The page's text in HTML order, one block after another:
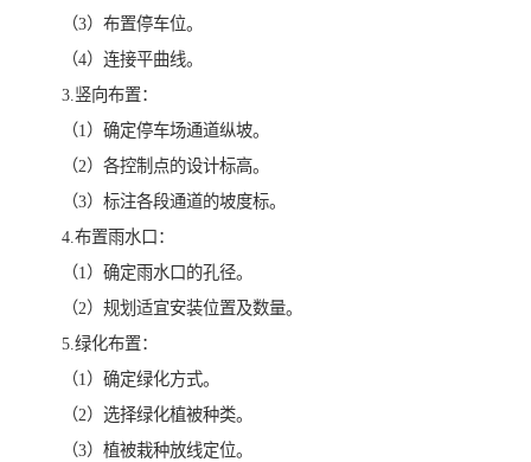
（3）布置停车位。
（4）连接平曲线。
3.竖向布置：
（1）确定停车场通道纵坡。
（2）各控制点的设计标高。
（3）标注各段通道的坡度标。
4.布置雨水口：
（1）确定雨水口的孔径。
（2）规划适宜安装位置及数量。
5.绿化布置：
（1）确定绿化方式。
（2）选择绿化植被种类。
（3）植被栽种放线定位。